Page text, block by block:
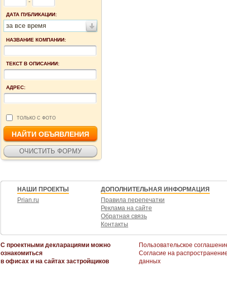
-
ДАТА ПУБЛИКАЦИИ:
за все время
НАЗВАНИЕ КОМПАНИИ:
ТЕКСТ В ОПИСАНИИ:
АДРЕС:
ТОЛЬКО С ФОТО
НАШИ ПРОЕКТЫ
Prian.ru
ДОПОЛНИТЕЛЬНАЯ ИНФОРМАЦИЯ
Правила перепечатки
Реклама на сайте
Обратная связь
Контакты
С проектными декларациями можно
ознакомиться
в офисах и на сайтах застройщиков
Пользовательское
Согласие на
данных